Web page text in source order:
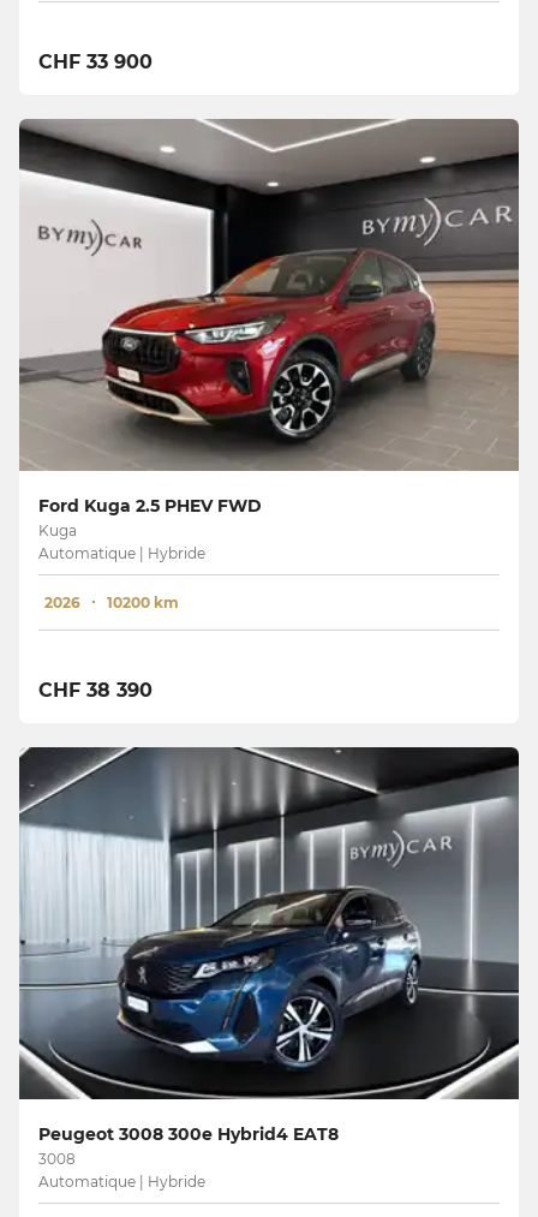
CHF 33 900
Ford Kuga 2.5 PHEV FWD
Kuga
Automatique | Hybride
2026 10200 km
CHF 38 390
Peugeot 3008 300e Hybrid4 EAT8
3008
Automatique | Hybride